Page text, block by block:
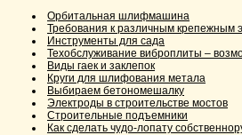
Орбитальная шлифмашина
Требования к различным крепежным
Инструменты для сада
Техобслуживание виброплиты –
Виды гаек и заклепок
Круги для шлифования метала
Выбираем бетономешалку
Электроды в строительстве мостов
Строительные подъемники
Как сделать чудо-лопату